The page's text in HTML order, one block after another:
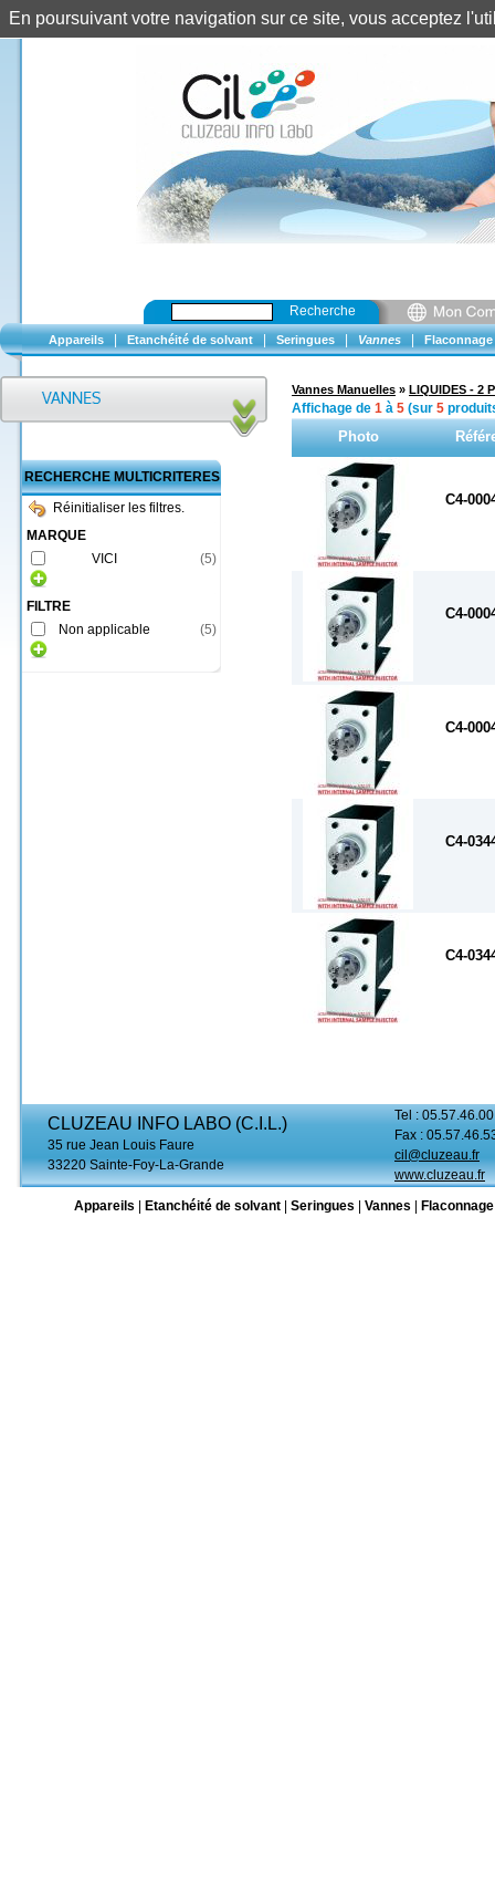
Recherche
Appareils Etanchéité de solvant Seringues Vannes Flaconnage
RECHERCHE MULTICRITERES
Réinitialiser les filtres.
MARQUE
VICI
(5)
FILTRE
Non applicable
(5)
Vannes Manuelles » LIQUIDES - 2
Affichage de 1 à 5 (sur 5
Photo
C4-
C4-
C4-
C4-
C4-
CLUZEAU INFO LABO (C.I.L.)
35 rue Jean Louis Faure
33220 Sainte-Foy-La-Grande
Tel :
Fax :
cil@cluzeau.fr
www.cluzeau.fr
Appareils
Etanchéité de solvant Seringues Vannes Flaconnage
En poursuivant votre navigation sur ce site, vous acceptez